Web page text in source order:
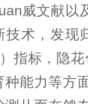
威文献以
技术，发现
）指标，隐
种能力等方